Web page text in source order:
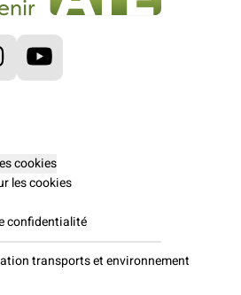
Instagram
cookies
les cookies
confidentialité
transports et environnement